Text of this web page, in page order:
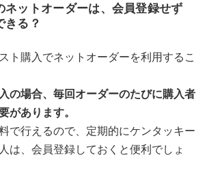
ネットオーダーは、会員登録せず
きる？
ト購入でネットオーダーを利用するこ
の場合、毎回オーダーのたびに購入者
があります。
で行えるので、定期的にケンタッキー
は、会員登録しておくと便利でしょ